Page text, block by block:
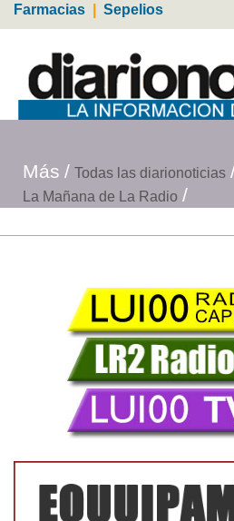
Farmacias Sepelios
Más
Todas las diarionoticias
La Mañana de La Radio